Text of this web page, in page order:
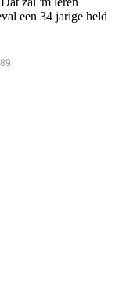
een 34 jarige held